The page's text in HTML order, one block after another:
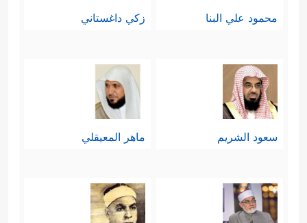
محمود علي البنا زكي داغستاني
سعود الشريم ماهر المعيقلي